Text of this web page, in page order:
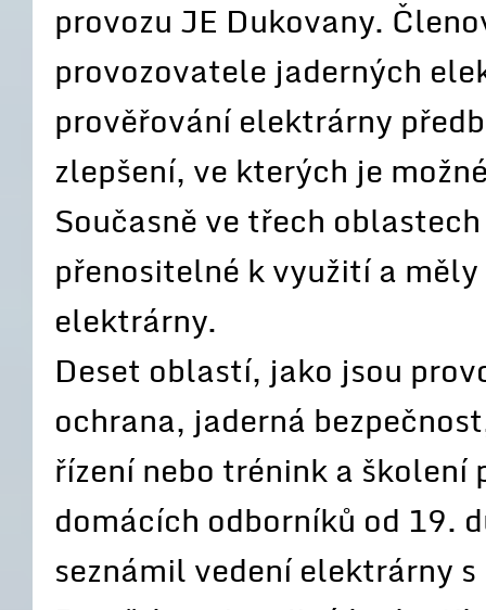
provozu JE Dukovany.
provozovatele jaderných
prověřování elektrárny
zlepšení, ve kterých je
Současně ve třech
přenositelné k využití a
elektrárny.
Deset oblastí, jako jsou
ochrana, jaderná
řízení nebo trénink a
domácích odborníků od 19.
seznámil vedení elektrárny